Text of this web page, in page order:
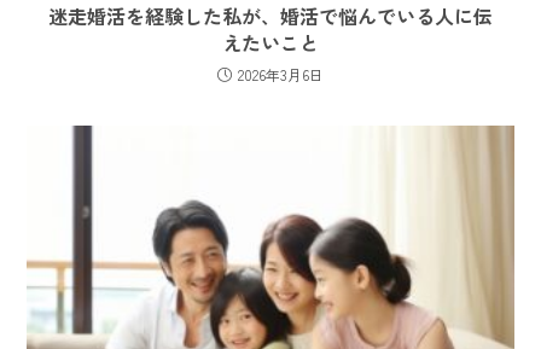
迷走婚活を経験した私が、婚活で悩んでいる人に伝
えたいこと
2026年3月6日